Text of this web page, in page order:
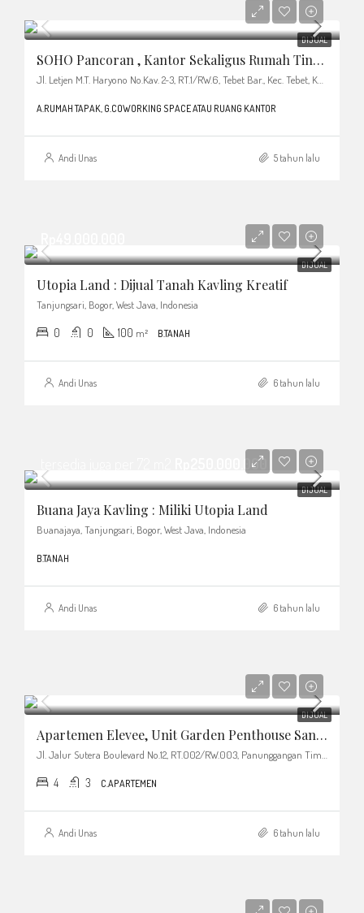
DIJUAL
SOHO Pancoran , Kantor Sekaligus Rumah Tinggal. Lokasi Super Strategis
A.RUMAH TAPAK, G.COWORKING SPACE ATAU RUANG KANTOR
Andi Unas 5 tahun lalu
DIJUAL
Utopia Land : Dijual Tanah Kavling Kreatif
Tanjungsari, Bogor, West Java, Indonesia
0 0 100 m² B.TANAH
Andi Unas 6 tahun lalu
DIJUAL
Rp250.000.000
Buana Jaya Kavling : Miliki Utopia Land
Buanajaya, Tanjungsari, Bogor, West Java, Indonesia
B.TANAH
Andi Unas 6 tahun lalu
DIJUAL
Apartemen Elevee, Unit Garden Penthouse Sangat Luas, 40 Lebih Fasilitas Kelas Dunia
4 3 C.APARTEMEN
Andi Unas 6 tahun lalu